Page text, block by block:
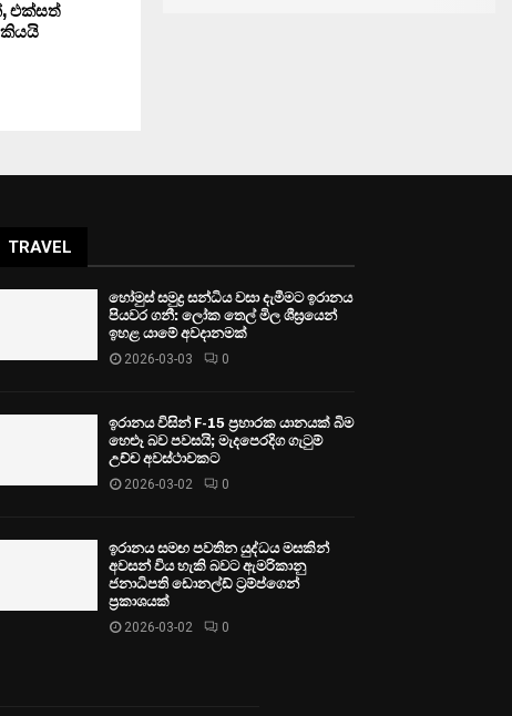
එක්සත්
කියයි
TRAVEL
හෝමුස් සමුද්‍ර සන්ධිය වසා දැමීමට ඉරානය
පියවර ගනී: ලෝක තෙල් මිල ශීඝ්‍රයෙන්
ඉහළ යාමේ අවදානමක්
2026-03-03 0
ඉරානය විසින් F-15 ප්‍රහාරක යානයක් බිම
හෙළූ බව පවසයි; මැදපෙරදිග ගැටුම්
උච්ච අවස්ථාවකට
2026-03-02 0
ඉරානය සමඟ පවතින යුද්ධය මසකින්
අවසන් විය හැකි බවට ඇමරිකානු
ජනාධිපති ඩොනල්ඩ් ට්‍රම්ප්ගෙන්
ප්‍රකාශයක්
2026-03-02 0